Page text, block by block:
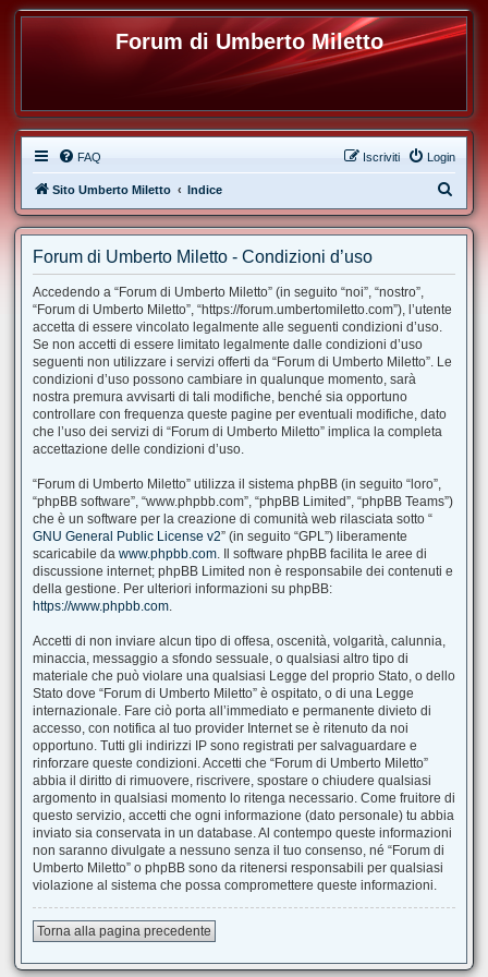
Forum di Umberto Miletto
FAQ Login
Iscriviti
Sito Umberto Miletto Indice
e
Forum di Umberto Miletto - Condizioni d’uso
Accedendo a “Forum di Umberto Miletto” (in seguito “noi”, “nostro”,
“Forum di Umberto Miletto”, “https://forum.umbertomiletto.com”), l’utente
accetta di essere vincolato legalmente alle seguenti condizioni d’uso.
Se non accetti di essere limitato legalmente dalle condizioni d’uso
seguenti non utilizzare i servizi offerti da “Forum di Umberto Miletto”. Le
condizioni d’uso possono cambiare in qualunque momento, sarà
nostra premura avvisarti di tali modifiche, benché sia opportuno
controllare con frequenza queste pagine per eventuali modifiche, dato
che l’uso dei servizi di “Forum di Umberto Miletto” implica la completa
accettazione delle condizioni d’uso.
“Forum di Umberto Miletto” utilizza il sistema phpBB (in seguito “loro”,
“phpBB software”, “www.phpbb.com”, “phpBB Limited”, “phpBB Teams”)
che è un software per la creazione di comunità web rilasciata sotto “
GNU General Public License v2” (in seguito “GPL”) liberamente
scaricabile da www.phpbb.com. Il software phpBB facilita le aree di
discussione internet; phpBB Limited non è responsabile dei contenuti e
della gestione. Per ulteriori informazioni su phpBB:
https://www.phpbb.com.
Accetti di non inviare alcun tipo di offesa, oscenità, volgarità, calunnia,
minaccia, messaggio a sfondo sessuale, o qualsiasi altro tipo di
materiale che può violare una qualsiasi Legge del proprio Stato, o dello
Stato dove “Forum di Umberto Miletto” è ospitato, o di una Legge
internazionale. Fare ciò porta all’immediato e permanente divieto di
accesso, con notifica al tuo provider Internet se è ritenuto da noi
opportuno. Tutti gli indirizzi IP sono registrati per salvaguardare e
rinforzare queste condizioni. Accetti che “Forum di Umberto Miletto”
abbia il diritto di rimuovere, riscrivere, spostare o chiudere qualsiasi
argomento in qualsiasi momento lo ritenga necessario. Come fruitore di
questo servizio, accetti che ogni informazione (dato personale) tu abbia
inviato sia conservata in un database. Al contempo queste informazioni
non saranno divulgate a nessuno senza il tuo consenso, né “Forum di
Umberto Miletto” o phpBB sono da ritenersi responsabili per qualsiasi
violazione al sistema che possa compromettere queste informazioni.
Torna alla pagina precedente